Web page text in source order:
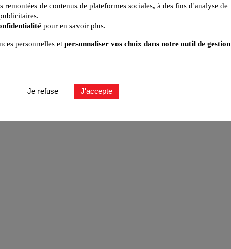
remontées de contenus de plateformes sociales, à des fins d'analyse de
pour en savoir plus.
personnelles et personnaliser vos choix dans notre outil de gestion
Je refuse J'accepte